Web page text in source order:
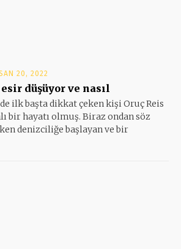
20, 2022
düşüyor ve nasıl
ilk başta dikkat çeken kişi Oruç Reis
bir hayatı olmuş. Biraz ondan söz
denizciliğe başlayan ve bir